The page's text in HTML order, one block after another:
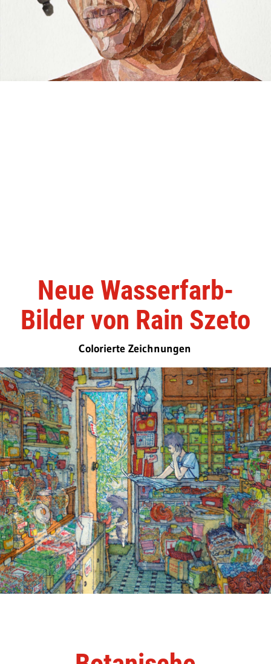
Neue Wasserfarb-
Bilder von Rain Szeto
Colorierte Zeichnungen